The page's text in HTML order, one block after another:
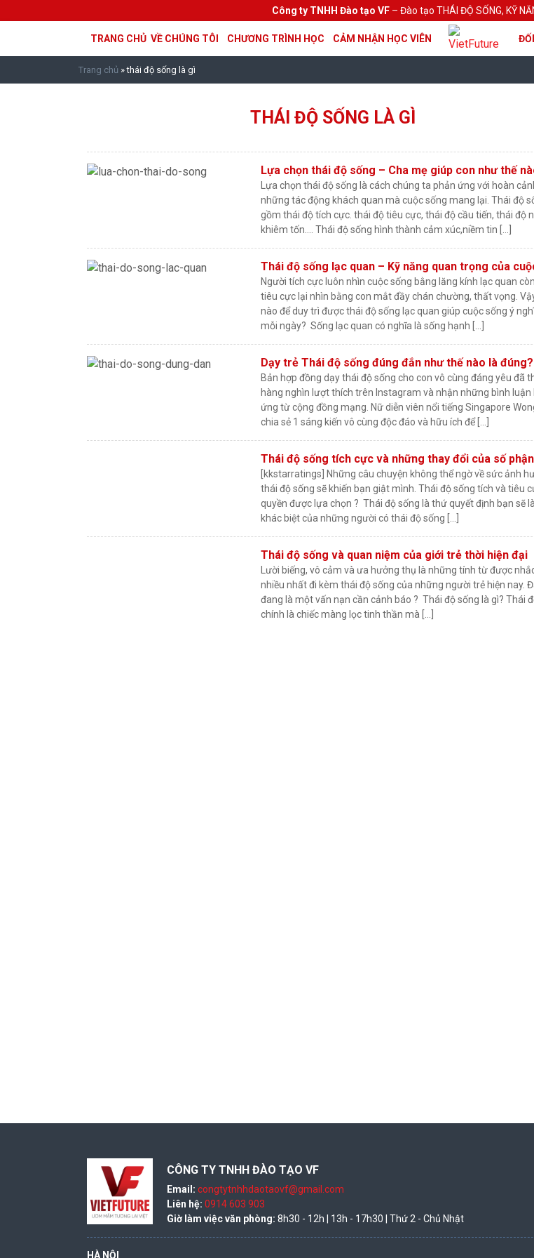
Công ty TNHH Đào tạo VF – Đào tạo THÁI ĐỘ SỐNG, KỸ
TRANG CHỦ VỀ CHÚNG TÔI CHƯƠNG TRÌNH HỌC CẢM NHẬN HỌC VIÊN
Trang chủ »thái độ sống là gì
THÁI ĐỘ SỐNG LÀ GÌ
Lựa chọn thái độ sống – Cha mẹ giúp con như thế
Lựa chọn thái độ sống là cách chúng ta phản ứng với hoàn
những tác động khách quan mà cuộc sống mang lại. Thái độ
gồm thái độ tích cực. thái độ tiêu cực, thái độ cầu tiến, thái độ
khiêm tốn…. Thái độ sống hình thành cảm xúc,niềm tin […]
Thái độ sống lạc quan – Kỹ năng quan trọng của
Người tích cực luôn nhìn cuộc sống bằng lăng kính lạc quan
tiêu cực lại nhìn bằng con mắt đầy chán chường, thất vọng.
nào để duy trì được thái độ sống lạc quan giúp cuộc sống ý
mỗi ngày? Sống lạc quan có nghĩa là sống hạnh […]
Dạy trẻ Thái độ sống đúng đắn như thế nào là đúng?
Bản hợp đồng dạy thái độ sống cho con vô cùng đáng yêu đã
hàng nghìn lượt thích trên Instagram và nhận những bình luận
ứng từ cộng đồng mạng. Nữ diễn viên nổi tiếng Singapore
chia sẻ 1 sáng kiến vô cùng độc đáo và hữu ích để […]
Thái độ sống tích cực và những thay đổi của số phận
[kkstarratings] Những câu chuyện không thể ngờ về sức ảnh
thái độ sống sẽ khiến bạn giật mình. Thái độ sống tích và tiêu
quyền được lựa chọn ? Thái độ sống là thứ quyết định bạn sẽ
khác biệt của những người có thái độ sống […]
Thái độ sống và quan niệm của giới trẻ thời hiện đại
Lười biếng, vô cảm và ưa hưởng thụ là những tính từ được
nhiều nhất đi kèm thái độ sống của những người trẻ hiện nay.
đang là một vấn nạn cần cảnh báo ? Thái độ sống là gì? Thái
chính là chiếc màng lọc tinh thần mà […]
CÔNG TY TNHH ĐÀO TẠO VF
Email: congtytnhhdaotaovf@gmail.com
Liên hệ: 0914 603 903
Giờ làm việc văn phòng: 8h30 - 12h | 13h - 17h30 | Thứ 2 - Chủ Nhật
HÀ NỘI